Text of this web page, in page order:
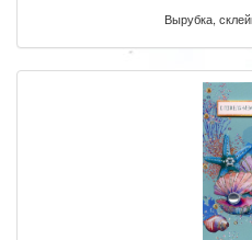
Вырубка,